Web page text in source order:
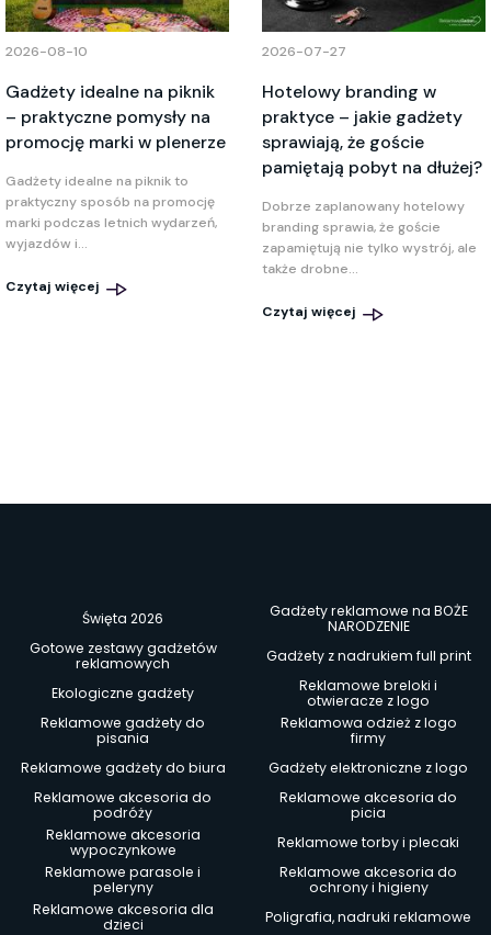
2026-08-10
Gadżety idealne na piknik
– praktyczne pomysły na
promocję marki w plenerze
Gadżety idealne na piknik to
praktyczny sposób na promocję
marki podczas letnich wydarzeń,
wyjazdów i...
Czytaj więcej
2026-07-27
Hotelowy branding w
praktyce – jakie gadżety
sprawiają, że goście
pamiętają pobyt na dłużej?
Dobrze zaplanowany hotelowy
branding sprawia, że goście
zapamiętują nie tylko wystrój, ale
także drobne...
Czytaj więcej
Święta 2026
Gadżety reklamowe na BOŻE
NARODZENIE
Gotowe zestawy gadżetów
reklamowych
Gadżety z nadrukiem full print
Ekologiczne gadżety
Reklamowe breloki i
otwieracze z logo
Reklamowe gadżety do
pisania
Reklamowa odzież z logo
firmy
Reklamowe gadżety do biura
Gadżety elektroniczne z logo
Reklamowe akcesoria do
podróży
Reklamowe akcesoria do
picia
Reklamowe akcesoria
wypoczynkowe
Reklamowe torby i plecaki
Reklamowe parasole i
peleryny
Reklamowe akcesoria do
ochrony i higieny
Reklamowe akcesoria dla
dzieci
Poligrafia, nadruki reklamowe